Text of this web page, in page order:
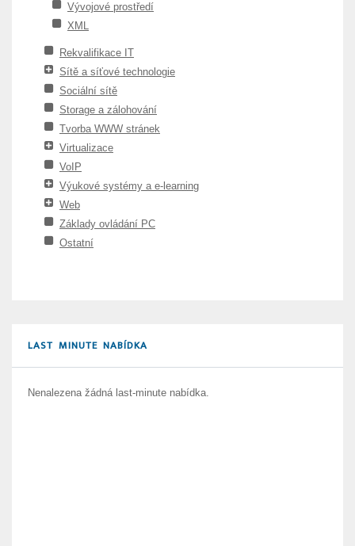
Vývojové prostředí
XML
Rekvalifikace IT
Sítě a síťové technologie
Sociální sítě
Storage a zálohování
Tvorba WWW stránek
Virtualizace
VoIP
Výukové systémy a e-learning
Web
Základy ovládání PC
Ostatní
LAST MINUTE NABÍDKA
Nenalezena žádná last-minute nabídka.